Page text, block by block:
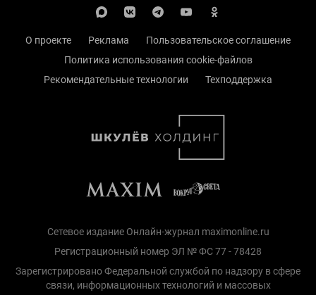
О проекте Реклама
Пользовательское соглашение
Политика использования cookie-файлов
Рекомендательные технологии
Техподдержка
Сетевое издание Онлайн-журнал maximonline.ru
Регистрационный номер ЭЛ № ФС 77 - 78428
Зарегистрировано Федеральной службой по надзору в сфере
связи, информационных технологий и массовых